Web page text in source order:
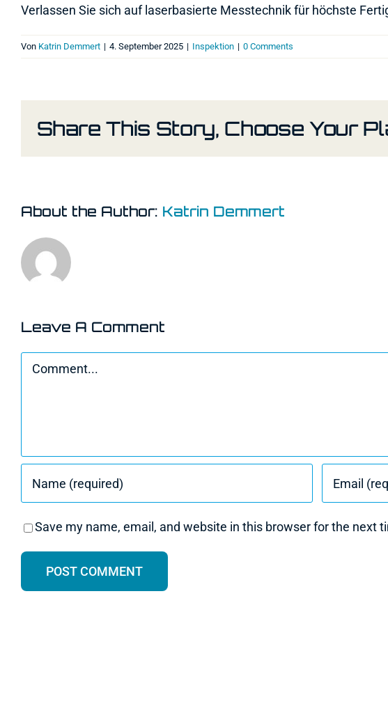
Verlassen Sie sich auf laserbasierte Messtechnik für höchste
Von Katrin Demmert | 4. September 2025 | Inspektion | 0 Comments
Share This Story, Choose Your
About the Author: Katrin Demmert
Leave A Comment
Comment
Save my name, email, and website in this browser for the next